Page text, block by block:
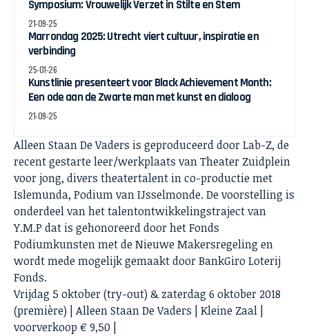
Symposium: Vrouwelijk Verzet in Stilte en Stem
21-09-25
Marrondag 2025: Utrecht viert cultuur, inspiratie en
verbinding
25-01-26
Kunstlinie presenteert voor Black Achievement Month:
Een ode aan de Zwarte man met kunst en dialoog
21-09-25
Alleen Staan De Vaders is geproduceerd door Lab-Z, de
recent gestarte leer/werkplaats van Theater Zuidplein
voor jong, divers theatertalent in co-productie met
Islemunda, Podium van IJsselmonde. De voorstelling is
onderdeel van het talentontwikkelingstraject van
Y.M.P dat is gehonoreerd door het Fonds
Podiumkunsten met de Nieuwe Makersregeling en
wordt mede mogelijk gemaakt door BankGiro Loterij
Fonds.
Vrijdag 5 oktober (try-out) & zaterdag 6 oktober 2018
(première) | Alleen Staan De Vaders | Kleine Zaal |
voorverkoop € 9,50 |